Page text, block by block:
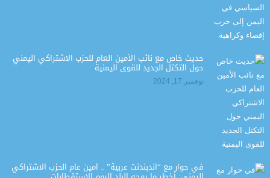
حديث خاص مع نائب الأمين العام للحزب الاشتراكي اليمني
حول التكتل الجديد للقوى اليمنية
نوفمبر 17, 2024
في حوار مع “اندبندنت عربية” .. أمين عام الحزب الاشتراكي